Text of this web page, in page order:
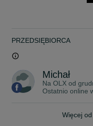
PRZEDSIĘBIORCA
Michał
Na OLX od
Ostatnio online
Więcej